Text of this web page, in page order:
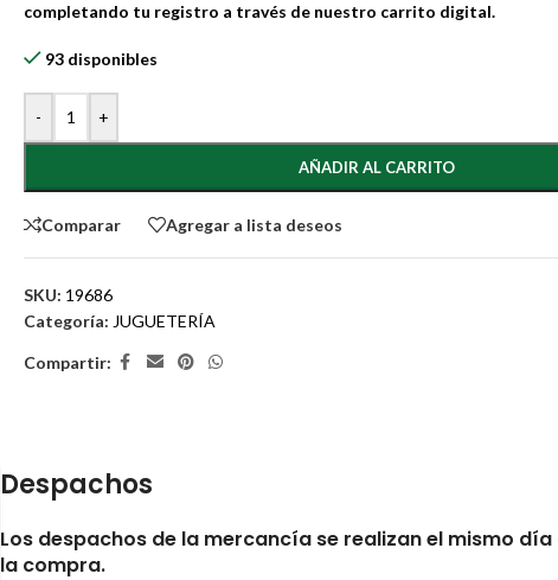
completando tu registro a través de nuestro carrito digital.
93 disponibles
- +
AÑADIR AL CARRITO
Comparar Agregar a lista deseos
SKU: 19686
Categoría: JUGUETERÍA
Compartir:
Despachos
Los despachos de la mercancía se realizan el mismo
la compra.